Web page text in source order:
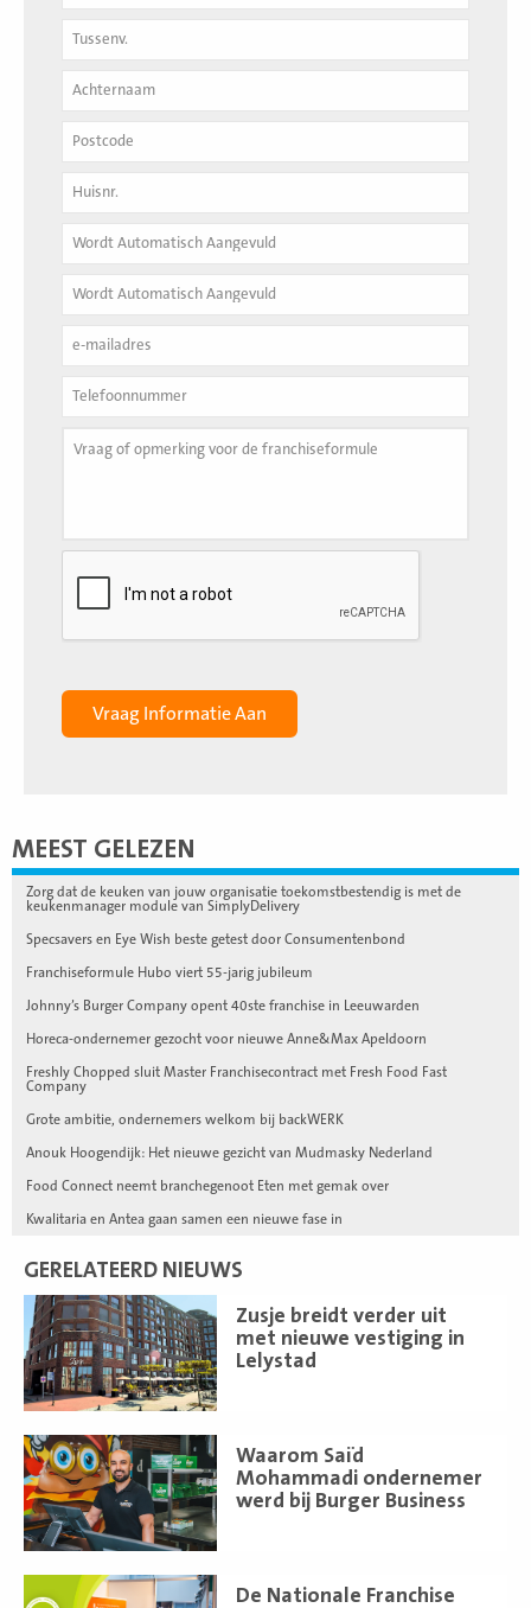
MEEST GELEZEN
Zorg dat de keuken van jouw organisatie toekomstbestendig is met de
keukenmanager module van SimplyDelivery
Specsavers en Eye Wish beste getest door Consumentenbond
Franchiseformule Hubo viert 55-jarig jubileum
Johnny’s Burger Company opent 40ste franchise in Leeuwarden
Horeca-ondernemer gezocht voor nieuwe Anne&Max Apeldoorn
Freshly Chopped sluit Master Franchisecontract met Fresh Food Fast
Company
Grote ambitie, ondernemers welkom bij backWERK
Anouk Hoogendijk: Het nieuwe gezicht van Mudmasky Nederland
Food Connect neemt branchegenoot Eten met gemak over
Kwalitaria en Antea gaan samen een nieuwe fase in
GERELATEERD NIEUWS
Zusje breidt verder uit
met nieuwe vestiging in
Lelystad
Lees
meer
Waarom Saïd
Mohammadi ondernemer
werd bij Burger Business
Lees
meer
De Nationale Franchise